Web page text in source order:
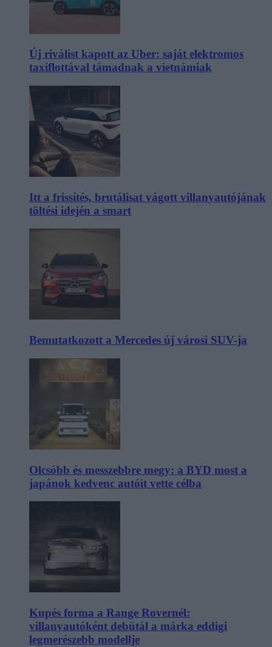
Új riválist kapott az Uber: saját elektromos
taxiflottával támadnak a vietnámiak
Itt a frissítés, brutálisat vágott villanyautójának
töltési idején a smart
Bemutatkozott a Mercedes új városi SUV-ja
Olcsóbb és messzebbre megy: a BYD most a
japánok kedvenc autóit vette célba
Kupés forma a Range Rovernél:
villanyautóként debütál a márka eddigi
legmerészebb modellje